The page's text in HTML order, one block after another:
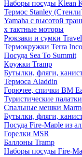
Наборы посуды Klean
Термос Stanley
Yamaha с высотой
х тактные моторы
Рюкзаки и сумки
Термокружки Terra
Посуда Sea To Summit
Кружки Tramp
Бутылки, фляги,
Термоса Aladdin
Горючее, спички BM
Туристические
Спальные мешки
Бутылки, фляги,
Посуда Fire-Maple из
Горелки MSR
Баллоны Tramp
Наборы посуды Fire-